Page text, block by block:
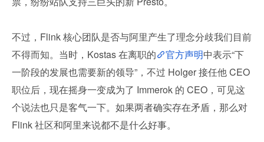
不过，Flink 核心团队是否与阿里产生了理念分歧我们目前
不得而知。当时，Kostas 在离职的
官方声明中表示“下
一阶段的发展也需要新的领导”，不过 Holger 接任他 CEO
职位后，现在摇身一变成为了 Immerok 的 CEO，可见这
个说法也只是客气一下。如果两者确实存在矛盾，那么对
Flink 社区和阿里来说都不是什么好事。